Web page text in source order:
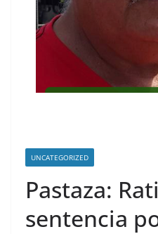
UNCATEGORIZED
Pastaza:
sentencia